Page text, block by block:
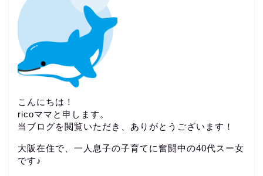
こんにちは！
ricoママと申します。
当ブログを閲覧いただき、ありがとうございます！
大阪在住で、一人息子の子育てに奮闘中の40代スー女
です♪